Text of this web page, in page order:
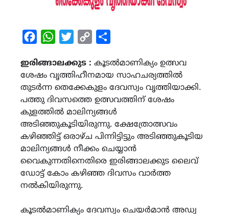
FacebookWhatsAppTwitterCopy
ഇരിങ്ങാലക്കുട : കൂടൽമാണിക്യം ഉത്സവ
ശേഷം വൃത്തിഹീനമായ സാഹചര്യത്തിൽ
തുടർന്ന തെക്കേകുളം ദേവസ്വം വൃത്തിയാക്കി.
പത്തു ദിവസത്തെ ഉത്സവത്തിന് ശേഷം
കുളത്തിൽ മാലിന്യങ്ങൾ
അടിഞ്ഞുകൂടിയിരുന്നു. ക്ഷേത്രോത്സവം
കഴിഞ്ഞിട്ട് ഒരാഴ്ച പിന്നിട്ടിട്ടും അടിഞ്ഞുകൂടിയ
മാലിന്യങ്ങൾ നീക്കം ചെയ്യാൻ
വൈകുന്നതിനെതിരെ ഇരിങ്ങാലക്കുട ലൈവ്
ഡോട്ട് കോം കഴിഞ്ഞ ദിവസം വാർത്ത
നൽകിയിരുന്നു.
കൂടൽമാണിക്യം ദേവസ്വം ചെയർമാൻ അഡ്വ